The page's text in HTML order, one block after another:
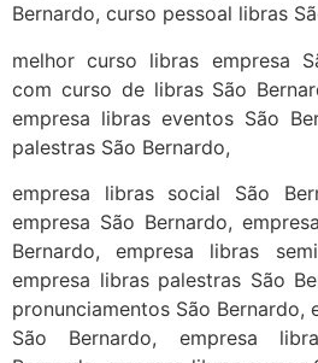
Bernardo, curso pessoal libras
melhor curso libras empresa
com curso de libras São
empresa libras eventos São
palestras São Bernardo,
empresa libras social São
empresa São Bernardo,
Bernardo, empresa libras
empresa libras palestras São
pronunciamentos São Bernardo,
São Bernardo, empresa